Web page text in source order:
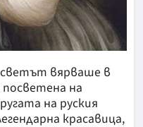
вярваше в
посветена на
на руския
красавица,